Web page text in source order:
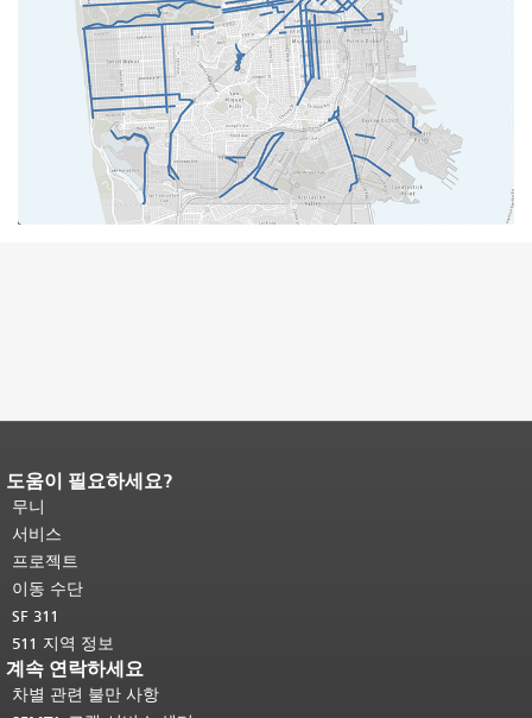
페이지 내용 끝입니다.이 페이지의 나
머지 내용은 모든 페이지에 반복됩니
다.메인 콘텐츠 상단으로 돌아가려면
여기를 클릭하십시오
도움이 필요하세요?
무니
서비스
프로젝트
이동 수단
SF 311
511 지역 정보
계속 연락하세요
차별 관련 불만 사항